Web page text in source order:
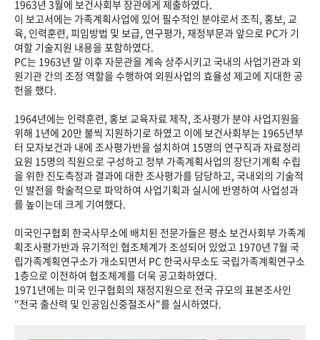
1963년 3월에 보건사회부 장관에게 제출하였다.
이 보고서에는 가족계획사업에 있어 필수적인 분야로서 조직, 홍보, 교
육, 인력훈련, 피임방법 및 보급, 연구평가, 재정부문과 앞으로 PC가 기
여할 기술지원 내용을 포함하였다.
PC는 1963년 말 이후 자문관을 계속 상주시키고 국내의 사업기관과 외
원기관 간의 조정 역할을 수행하여 외원사업의 효율성 제고에 지대한 공
헌을 했다.
1964년에는 인력훈련, 홍보 교육자료 제작, 조사평가 분야 사업지원을
위해 1년에 20만 불씩 지원하기로 하였고 이에 보건사회부는 1965년부
터 모자보건과 내에 조사평가반을 설치하여 15명의 연구직과 자료정리
요원 15명의 직원으로 구성하고 정부 가족계획사업의 장단기계획 수립
을 위한 진도측정과 결과에 대한 조사평가를 담당하고, 국내외의 기술적
인 발전을 학술적으로 파악하여 사업기획과 실시에 반영하여 사업성과
를 높이는데 크게 기여했다.
미국인구협회 한국사무소에 배치된 전문가들은 평소 보건사회부 가족계
획조사평가반과 유기적인 협조체계가 조성되어 있었고 1970년 7월 국
립가족계획연구소가 개소되면서 PC 한국사무소도 국립가족계획연구소
1층으로 이전하여 협조체계를 더욱 공고화하였다.
1971년에는 미국 인구협회의 재정지원으로 전국 규모의 표본조사인
"전국 출산력 및 인공임신중절조사"를 실시하였다.